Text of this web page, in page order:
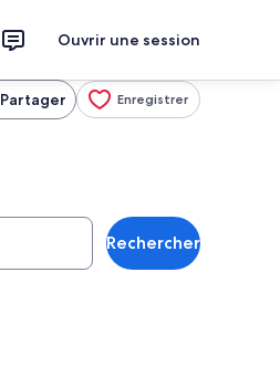
Ouvrir une session
Partager Enregistrer
Rechercher